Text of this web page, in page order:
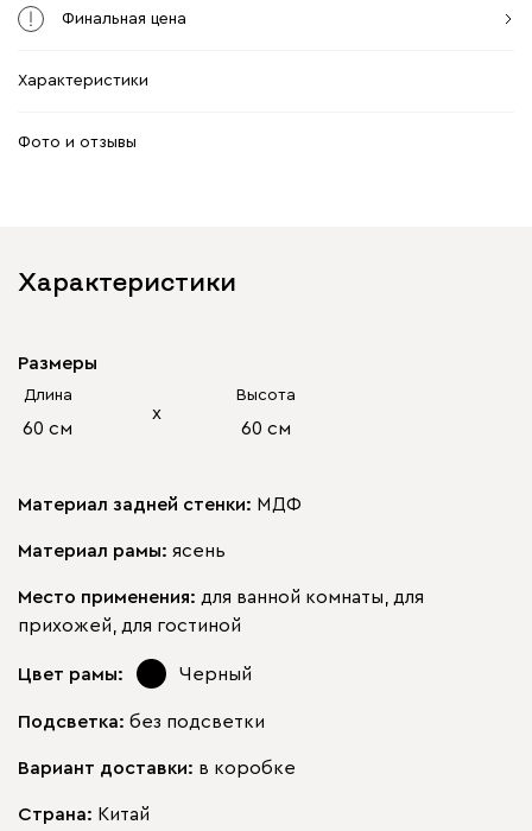
Финальная цена
Характеристики
Фото и отзывы
Характеристики
Размеры
Длина
60 см
х
Высота
60 см
Материал задней стенки: МДФ
Материал рамы: ясень
Место применения: для ванной комнаты, для
прихожей, для гостиной
Цвет рамы: Черный
Подсветка: без подсветки
Вариант доставки: в коробке
Страна: Китай